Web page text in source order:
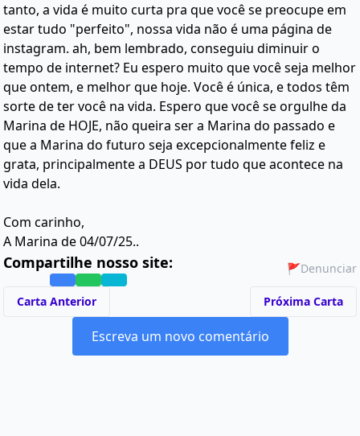
tanto, a vida é muito curta pra que você se preocupe em
estar tudo "perfeito", nossa vida não é uma página de
instagram. ah, bem lembrado, conseguiu diminuir o
tempo de internet? Eu espero muito que você seja melhor
que ontem, e melhor que hoje. Você é única, e todos têm
sorte de ter você na vida. Espero que você se orgulhe da
Marina de HOJE, não queira ser a Marina do passado e
que a Marina do futuro seja excepcionalmente feliz e
grata, principalmente a DEUS por tudo que acontece na
vida dela.
Com carinho,
A Marina de 04/07/25..
Compartilhe nosso site: 🚩Denunciar
Carta Anterior Próxima Carta
Escreva um novo comentário